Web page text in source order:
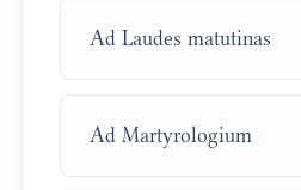
Ad Laudes matutinas
Ad Martyrologium